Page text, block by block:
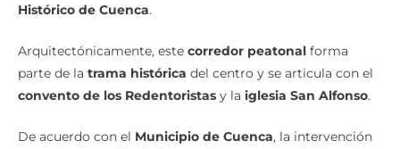
parte de latrama histórica del centro y se articula con el
convento de los Redentoristasy laiglesia San Alfonso.
comprende undiseño integralque, en cumplimiento de